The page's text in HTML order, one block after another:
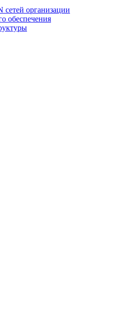
организации
обеспечения